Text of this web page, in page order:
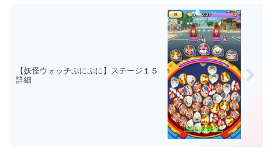
【妖怪ウォッチぷにぷに】ステージ１５
詳細